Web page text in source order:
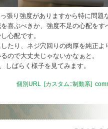
張り強度がありますから特に問題
喜ぶべきか、強度不足の心配をす
心配です。
たり、ネジ穴回りの肉厚を純正よ
ので大丈夫じゃないかなぁと。
しばらく様子を見てみます。
個別URL [カスタム::制動系]